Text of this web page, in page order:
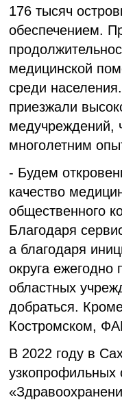
176 тысяч
обеспечением.
медицинской
среди
приезжали
медучреждений,
многолетним
- Будем
качество
общественного
Благодаря
а благодаря
округа ежегодно
областных
добраться.
Костромском,
В 2022 году в
узкопрофильных